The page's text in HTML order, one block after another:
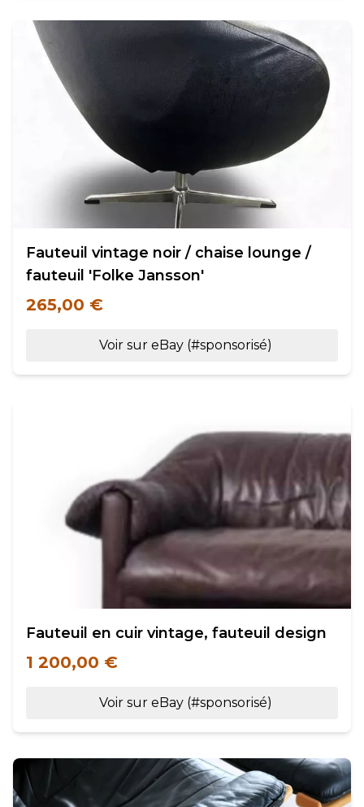
Fauteuil vintage noir / chaise lounge /
fauteuil 'Folke Jansson'
265,00 €
Voir sur eBay (#sponsorisé)
Fauteuil en cuir vintage, fauteuil design
1 200,00 €
Voir sur eBay (#sponsorisé)